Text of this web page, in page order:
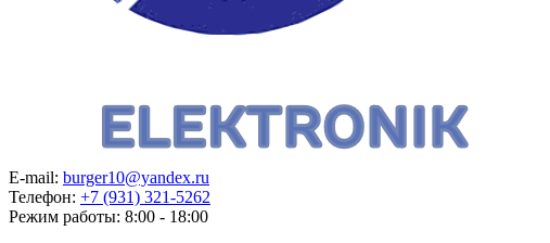
E-mail: burger10@yandex.ru
Телефон: +7 (931) 321-5262
Режим работы: 8:00 - 18:00